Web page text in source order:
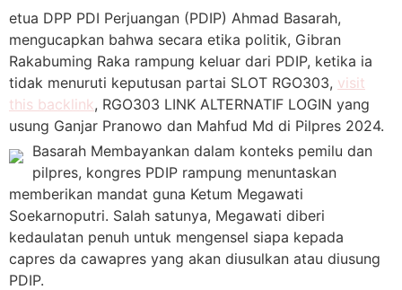
etua DPP PDI Perjuangan (PDIP) Ahmad Basarah,
mengucapkan bahwa secara etika politik, Gibran
Rakabuming Raka rampung keluar dari PDIP, ketika ia
tidak menuruti keputusan partai SLOT RGO303, visit
this backlink, RGO303 LINK ALTERNATIF LOGIN yang
usung Ganjar Pranowo dan Mahfud Md di Pilpres 2024.
Basarah Membayankan dalam konteks pemilu dan
pilpres, kongres PDIP rampung menuntaskan
memberikan mandat guna Ketum Megawati
Soekarnoputri. Salah satunya, Megawati diberi
kedaulatan penuh untuk mengensel siapa kepada
capres da cawapres yang akan diusulkan atau diusung
PDIP.